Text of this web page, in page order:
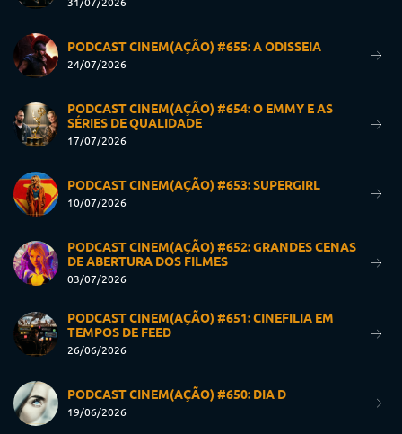
PODCAST CINEM(AÇÃO) #655: A ODISSEIA
24/07/2026
PODCAST CINEM(AÇÃO) #654: O EMMY E AS
SÉRIES DE QUALIDADE
17/07/2026
PODCAST CINEM(AÇÃO) #653: SUPERGIRL
10/07/2026
PODCAST CINEM(AÇÃO) #652: GRANDES CENAS
DE ABERTURA DOS FILMES
03/07/2026
PODCAST CINEM(AÇÃO) #651: CINEFILIA EM
TEMPOS DE FEED
26/06/2026
PODCAST CINEM(AÇÃO) #650: DIA D
19/06/2026